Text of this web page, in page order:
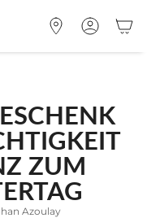
OÙ
TROUVER
KONTO
ZUM
Azoulay